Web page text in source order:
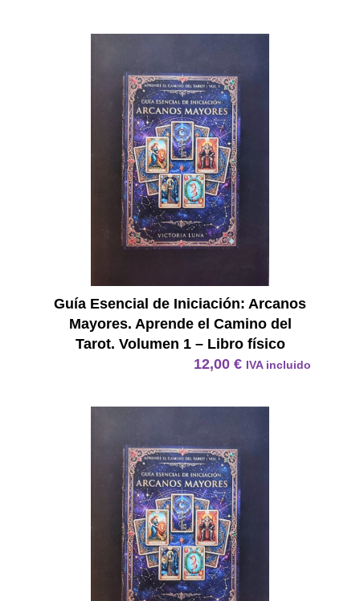
Guía Esencial de Iniciación: Arcanos
Mayores. Aprende el Camino del
Tarot. Volumen 1 – Libro físico
12,00 € IVA incluido